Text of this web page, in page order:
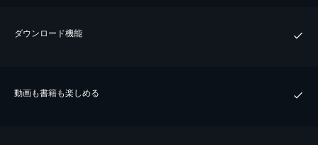
ダウンロード機能
動画も書籍も楽しめる